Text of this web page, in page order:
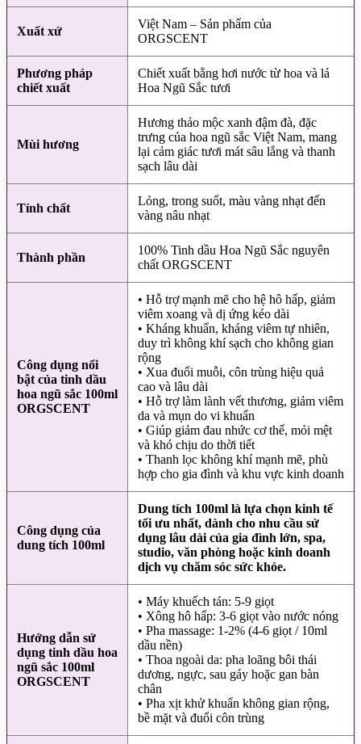
Xuất xứ
Việt Nam – Sản phẩm của
ORGSCENT
Phương pháp
chiết xuất
Chiết xuất bằng hơi nước từ hoa và lá
Hoa Ngũ Sắc tươi
Mùi hương
Hương thảo mộc xanh đậm đà, đặc
trưng của hoa ngũ sắc Việt Nam, mang
lại cảm giác tươi mát sâu lắng và thanh
sạch lâu dài
Tính chất
Lỏng, trong suốt, màu vàng nhạt đến
vàng nâu nhạt
Thành phần
100% Tinh dầu Hoa Ngũ Sắc nguyên
chất ORGSCENT
Công dụng nổi
bật của tinh dầu
hoa ngũ sắc 100ml
ORGSCENT
• Hỗ trợ mạnh mẽ cho hệ hô hấp, giảm
viêm xoang và dị ứng kéo dài
• Kháng khuẩn, kháng viêm tự nhiên,
duy trì không khí sạch cho không gian
rộng
• Xua đuổi muỗi, côn trùng hiệu quả
cao và lâu dài
• Hỗ trợ làm lành vết thương, giảm viêm
da và mụn do vi khuẩn
• Giúp giảm đau nhức cơ thể, mỏi mệt
và khó chịu do thời tiết
• Thanh lọc không khí mạnh mẽ, phù
hợp cho gia đình và khu vực kinh doanh
Công dụng của
dung tích 100ml
Dung tích 100ml là lựa chọn kinh tế
tối ưu nhất, dành cho nhu cầu sử
dụng lâu dài của gia đình lớn, spa,
studio, văn phòng hoặc kinh doanh
dịch vụ chăm sóc sức khỏe.
Hướng dẫn sử
dụng tinh dầu hoa
ngũ sắc 100ml
ORGSCENT
• Máy khuếch tán: 5-9 giọt
• Xông hô hấp: 3-6 giọt vào nước nóng
• Pha massage: 1-2% (4-6 giọt / 10ml
dầu nền)
• Thoa ngoài da: pha loãng bôi thái
dương, ngực, sau gáy hoặc gan bàn
chân
• Pha xịt khử khuẩn không gian rộng,
bề mặt và đuổi côn trùng